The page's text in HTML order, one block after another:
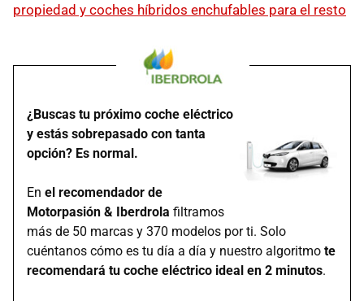
propiedad y coches híbridos enchufables para el resto
¿Buscas tu próximo coche eléctrico
y estás sobrepasado con tanta
opción? Es normal.
En el recomendador de
Motorpasión & Iberdrola filtramos
más de 50 marcas y 370 modelos por ti. Solo
cuéntanos cómo es tu día a día y nuestro algoritmo te
recomendará tu coche eléctrico ideal en 2 minutos.